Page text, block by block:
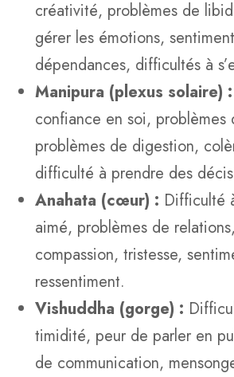
créativité, problèmes de
gérer les émotions,
dépendances, difficultés à
Manipura (plexus solaire) :
confiance en soi, problèmes
problèmes de digestion,
difficulté à prendre des
Anahata (cœur) : Difficulté
aimé, problèmes de
compassion, tristesse,
ressentiment.
Vishuddha (gorge) :
timidité, peur de parler en
de communication,